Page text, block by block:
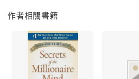
【迷誠品編輯推薦】
標題｜你知道嗎？誠品信義店18年
實是這本！
作者相關書籍